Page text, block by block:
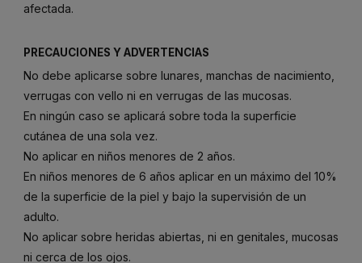
afectada.
PRECAUCIONES Y ADVERTENCIAS
No debe aplicarse sobre lunares, manchas de nacimiento,
verrugas con vello ni en verrugas de las mucosas.
En ningún caso se aplicará sobre toda la superficie
cutánea de una sola vez.
No aplicar en niños menores de 2 años.
En niños menores de 6 años aplicar en un máximo del 10%
de la superficie de la piel y bajo la supervisión de un
adulto.
No aplicar sobre heridas abiertas, ni en genitales, mucosas
ni cerca de los ojos.